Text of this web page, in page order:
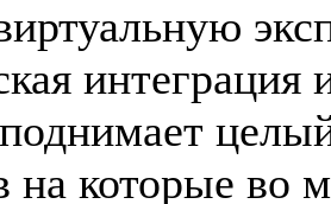
на которые во